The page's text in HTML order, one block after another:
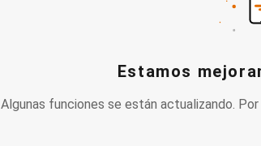
Estamos
Algunas funciones se están actualizando.